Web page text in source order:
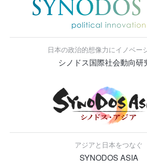
日本の政治的想像力にイノベー
シノドス国際社会動向研
アジアと日本をつなぐ
SYNODOS ASIA